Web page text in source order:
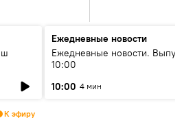
Ежедневные новости
Ежедневные новости.
10:00
10:00 4 мин
К эфиру